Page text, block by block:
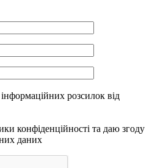
розсилок від
конфіденційності та даю згоду
даних